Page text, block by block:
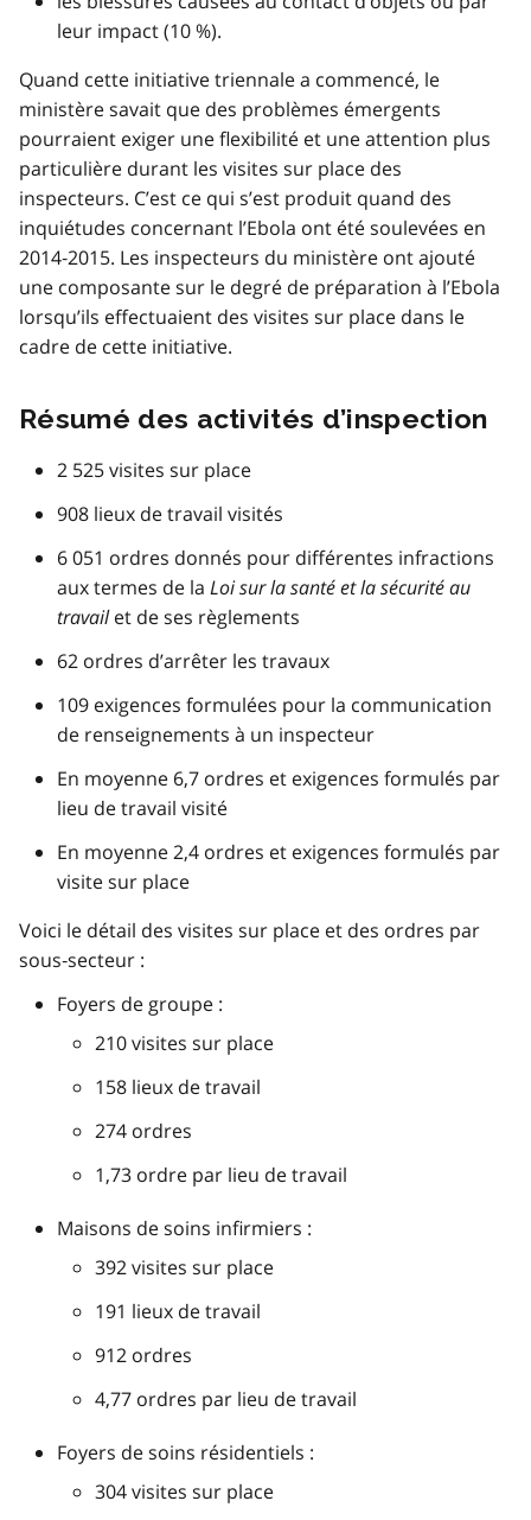
leur impact (10 %).
Quand cette initiative triennale a commencé, le
ministère savait que des problèmes émergents
pourraient exiger une flexibilité et une attention plus
particulière durant les visites sur place des
inspecteurs. C’est ce qui s’est produit quand des
inquiétudes concernant l’Ebola ont été soulevées en
2014‑2015. Les inspecteurs du ministère ont ajouté
une composante sur le degré de préparation à l’Ebola
lorsqu’ils effectuaient des visites sur place dans le
cadre de cette initiative.
Résumé des activités d’inspection
2 525 visites sur place
908 lieux de travail visités
6 051 ordres donnés pour différentes infractions
aux termes de la Loi sur la santé et la sécurité au
travailet de ses règlements
62 ordres d’arrêter les travaux
109 exigences formulées pour la communication
de renseignements à un inspecteur
En moyenne 6,7 ordres et exigences formulés par
lieu de travail visité
En moyenne 2,4 ordres et exigences formulés par
visite sur place
Voici le détail des visites sur place et des ordres par
sous‑secteur :
Foyers de groupe :
210 visites sur place
158 lieux de travail
274 ordres
1,73 ordre par lieu de travail
Maisons de soins infirmiers :
392 visites sur place
191 lieux de travail
912 ordres
4,77 ordres par lieu de travail
Foyers de soins résidentiels :
304 visites sur place